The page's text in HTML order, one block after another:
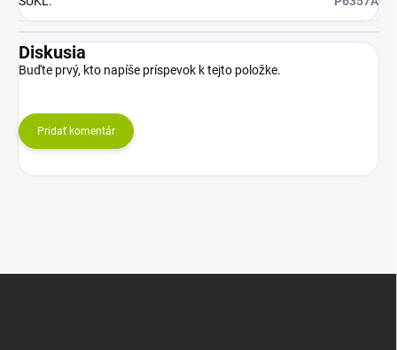
Diskusia
Buďte prvý, kto napíše príspevok k tejto položke.
Pridať komentár